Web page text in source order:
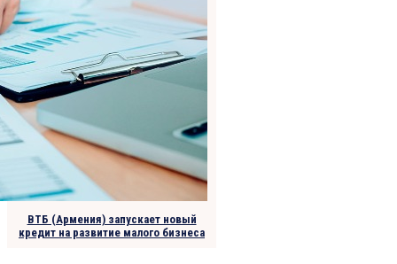
ВТБ (Армения) запускает новый
кредит на развитие малого бизнеса